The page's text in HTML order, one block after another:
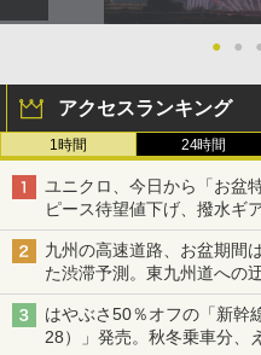
● ●
アクセスランキング
1時間 24時間
ユニクロ、今日から「お盆
ピース待望値下げ、撥水ギ
九州の高速道路、お盆期間
た渋滞予測。東九州道への
はやぶさ50％オフの「新幹
28）」発売。秋冬乗車分、